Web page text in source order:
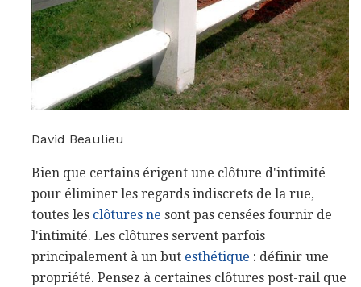
David Beaulieu
Bien que certains érigent une clôture d'intimité
pour éliminer les regards indiscrets de la rue,
toutes les clôtures ne sont pas censées fournir de
l'intimité. Les clôtures servent parfois
principalement à un but esthétique : définir une
propriété. Pensez à certaines clôtures post-rail que